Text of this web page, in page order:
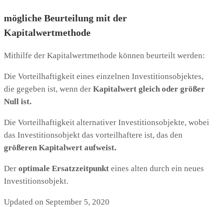
mögliche Beurteilung mit der
Kapitalwertmethode
Mithilfe der Kapitalwertmethode können beurteilt werden:
Die Vorteilhaftigkeit eines einzelnen Investitionsobjektes,
die gegeben ist, wenn der Kapitalwert gleich oder größer
Null ist.
Die Vorteilhaftigkeit alternativer Investitionsobjekte, wobei
das Investitionsobjekt das vorteilhaftere ist, das den
größeren Kapitalwert aufweist.
Der optimale Ersatzzeitpunkt eines alten durch ein neues
Investitionsobjekt.
Updated on September 5, 2020